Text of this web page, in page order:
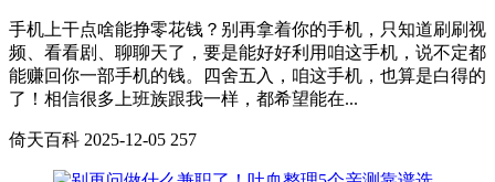
手机上干点啥能挣零花钱？别再拿着你的手机，只知道刷刷视
频、看看剧、聊聊天了，要是能好好利用咱这手机，说不定都
能赚回你一部手机的钱。四舍五入，咱这手机，也算是白得的
了！相信很多上班族跟我一样，都希望能在...
倚天百科 2025-12-05 257